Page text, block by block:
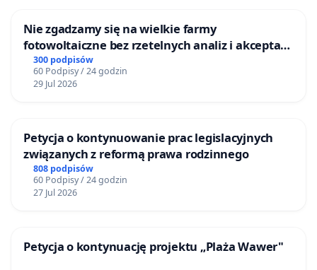
Nie zgadzamy się na wielkie farmy
fotowoltaiczne bez rzetelnych analiz i akceptacji
mieszkańców
300 podpisów
60 Podpisy / 24 godzin
29 Jul 2026
Petycja o kontynuowanie prac legislacyjnych
związanych z reformą prawa rodzinnego
808 podpisów
60 Podpisy / 24 godzin
27 Jul 2026
Petycja o kontynuację projektu „Plaża Wawer"